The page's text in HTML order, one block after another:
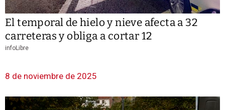
El temporal de hielo y nieve afecta a 32
carreteras y obliga a cortar 12
infoLibre
8 de noviembre de 2025